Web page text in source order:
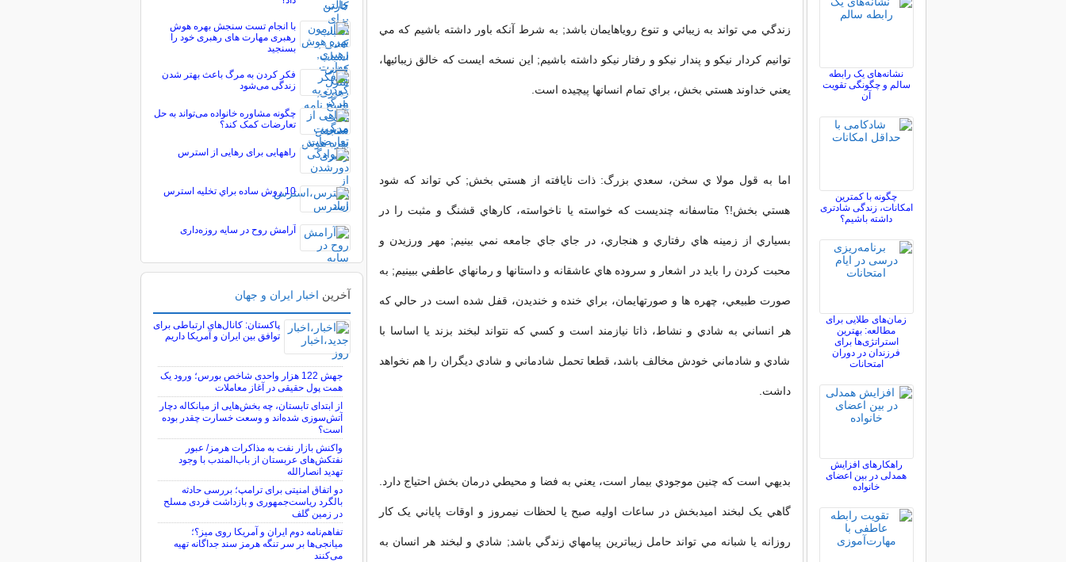
زندگي مي تواند به زيبائي و تنوع روياهايمان باشد; به شرط آنکه باور داشته باشيم که مي
توانيم کردار نيکو و پندار نيکو و رفتار نيکو داشته باشيم; اين نسخه ايست که خالق زيبائيها،
يعني خداوند هستي بخش، براي تمام انسانها پيچيده است.
اما به قول مولا ي سخن، سعدي بزرگ: ذات نايافته از هستي بخش; کي تواند که شود
هستي بخش!؟ متاسفانه چنديست که خواسته يا ناخواسته، کارهاي قشنگ و مثبت را در
بسياري از زمينه هاي رفتاري و هنجاري، در جاي جاي جامعه نمي بينيم; مهر ورزيدن و
محبت کردن را بايد در اشعار و سروده هاي عاشقانه و داستانها و رمانهاي عاطفي ببينيم; به
صورت طبيعي، چهره ها و صورتهايمان، براي خنده و خنديدن، قفل شده است در حالي که
هر انساني به شادي و نشاط، ذاتا نيازمند است و کسي که نتواند لبخند بزند يا اساسا با
شادي و شادماني خودش مخالف باشد، قطعا تحمل شادماني و شادي ديگران را هم نخواهد
داشت.
بديهي است که چنين موجودي بيمار است، يعني به فضا و محيطي درمان بخش احتياج دارد.
گاهي يک لبخند اميدبخش در ساعات اوليه صبح يا لحظات نيمروز و اوقات پاياني يک کار
روزانه يا شبانه مي تواند حامل زيباترين پيامهاي زندگي باشد; شادي و لبخند هر انسان به
نشانه‌های یک رابطه
سالم و چگونگی تقویت
آن
چگونه با کمترین
امکانات، زندگی شادتری
داشته باشیم؟
زمان‌های طلایی برای
مطالعه: بهترین
استراتژی‌ها برای
فرزندان در دوران
امتحانات
راهکارهای افزایش
همدلی در بین اعضای
خانواده
با انجام تست سنجش بهره هوش
رهبری مهارت های رهبری خود را
بسنجید
فکر کردن به مرگ باعث بهتر شدن
زندگی می‌شود
چگونه مشاوره خانواده می‌تواند به حل
تعارضات کمک کند؟
راههایی برای رهایی از استرس
10 روش ساده براي تخليه استرس
آرامش روح در سایه روزه‌داری
آخرین اخبار ایران و جهان
پاکستان: کانال‌های ارتباطی برای
توافق بین ایران و آمریکا داریم
جهش 122 هزار واحدی شاخص بورس؛ ورود یک
همت پول حقیقی در آغاز معاملات
از ابتدای تابستان، چه بخش‌هایی از میانکاله دچار
آتش‌سوزی شده‌اند و وسعت خسارت چقدر بوده
است؟
واکنش بازار نفت به مذاکرات هرمز/ عبور
نفتکش‌های عربستان از باب‌المندب با وجود
تهدید انصارالله
دو اتفاق امنیتی برای ترامپ؛ بررسی حادثه
بالگرد ریاست‌جمهوری و بازداشت فردی مسلح
در زمین گلف
تفاهم‌نامه دوم ایران و آمریکا روی میز؟؛
میانجی‌ها بر سر تنگه هرمز سند جداگانه تهیه
می‌کنند